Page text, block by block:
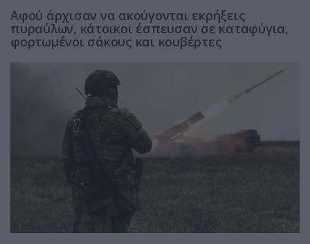
Αφού άρχισαν να ακούγονται εκρήξεις
πυραύλων, κάτοικοι έσπευσαν σε καταφύγια,
φορτωμένοι σάκους και κουβέρτες